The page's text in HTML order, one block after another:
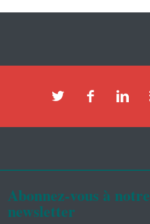
Abonnez-vous à notre
newsletter